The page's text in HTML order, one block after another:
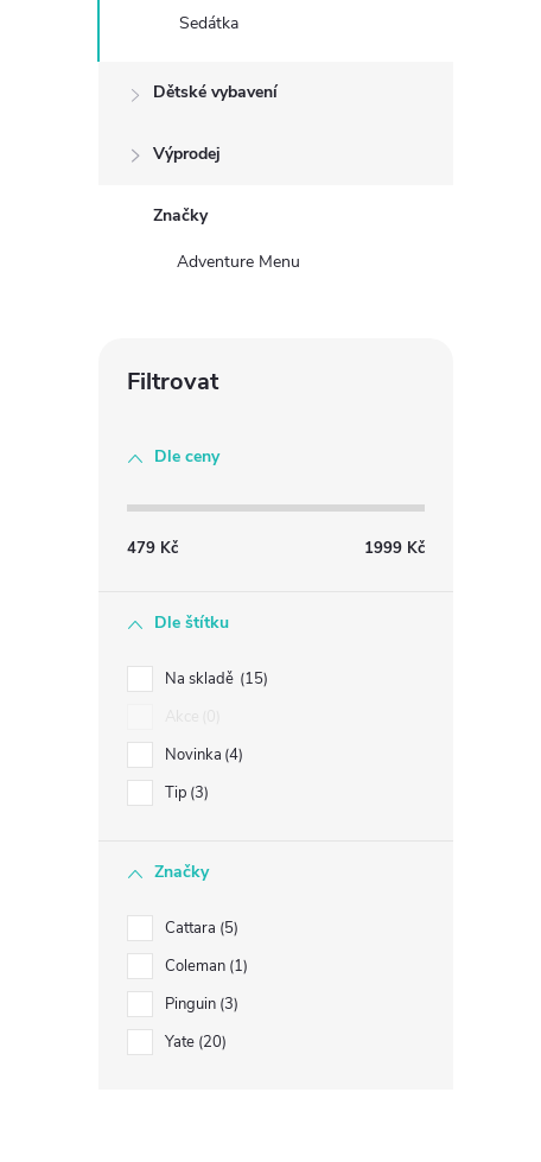
Sedátka
Dětské vybavení
Výprodej
Značky
Adventure Menu
Dle ceny
479 Kč 1999 Kč
Dle štítku
Na skladě 15
Novinka 4
Tip 3
Značky
Cattara 5
Coleman 1
Pinguin 3
Yate 20